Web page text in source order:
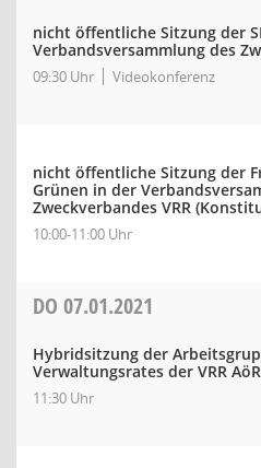
nicht öffentliche Sitzung der
Verbandsversammlung des
09:30 Uhr Videokonferenz
nicht öffentliche Sitzung der
Grünen in der
Zweckverbandes VRR
10:00-11:00 Uhr
DO 07.01.2021
Hybridsitzung der
Verwaltungsrates der VRR AöR
11:30 Uhr